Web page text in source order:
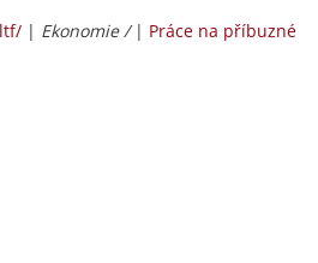
| Ekonomie / | Práce na příbuzné